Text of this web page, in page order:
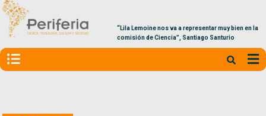
“Lila Lemoine nos va a representar muy bien en la
comisión de Ciencia”, Santiago Santurio